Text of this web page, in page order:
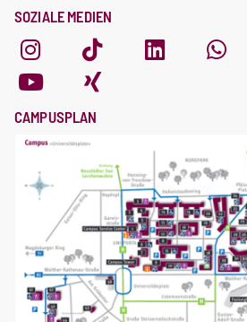
SOZIALE MEDIEN
CAMPUSPLAN